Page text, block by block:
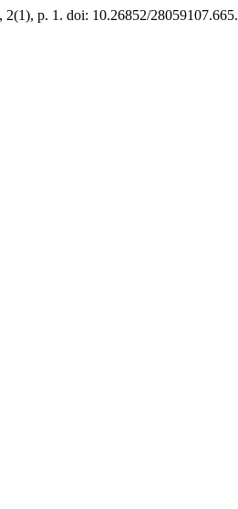
, 2(1), p. 1. doi: 10.26852/28059107.665.